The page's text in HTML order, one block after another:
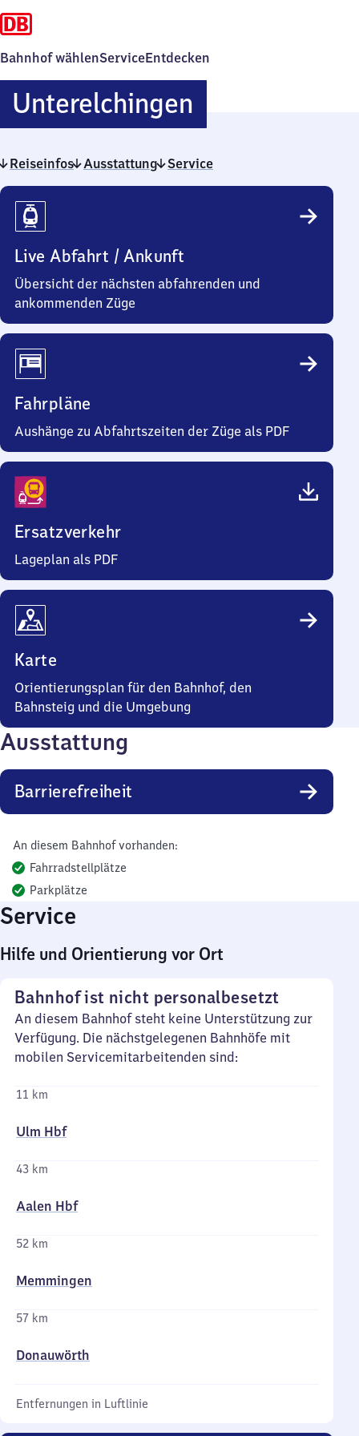
Bahnhof wählenServiceEntdecken
Unterelchingen
Reiseinfos Ausstattung Service
Reiseinfos
Live Abfahrt / Ankunft
Übersicht der nächsten abfahrenden und
ankommenden Züge
Fahrpläne
Aushänge zu Abfahrtszeiten der Züge als PDF
Ersatzverkehr
Lageplan als PDF
Karte
Orientierungsplan für den Bahnhof, den
Bahnsteig und die Umgebung
Ausstattung
Barrierefreiheit
An diesem Bahnhof vorhanden:
Fahrradstellplätze
Parkplätze
Service
Hilfe und Orientierung vor Ort
Bahnhof ist nicht personalbesetzt
An diesem Bahnhof steht keine Unterstützung zur
Verfügung. Die nächstgelegenen Bahnhöfe mit
mobilen Servicemitarbeitenden sind:
11 km
Ulm Hbf
43 km
Aalen Hbf
52 km
Memmingen
57 km
Donauwörth
Entfernungen in Luftlinie